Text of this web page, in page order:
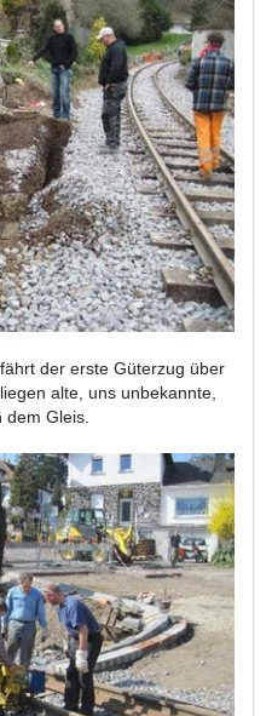
der erste Güterzug über
alte, uns unbekannte,
Gleis.